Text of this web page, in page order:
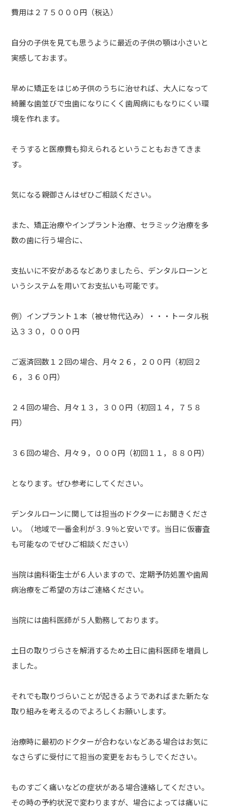
費用は２７５０００円（税込）
自分の子供を見ても思うように最近の子供の顎は小さいと
実感しておます。
早めに矯正をはじめ子供のうちに治せれば、大人になって
綺麗な歯並びで虫歯になりにくく歯周病にもなりにくい環
境を作れます。
そうすると医療費も抑えられるということもおきてきま
す。
気になる親御さんはぜひご相談ください。
また、矯正治療やインプラント治療、セラミック治療を多
数の歯に行う場合に、
支払いに不安があるなどありましたら、デンタルローンと
いうシステムを用いてお支払いも可能です。
例）インプラント１本（被せ物代込み）・・・トータル税
込３３０，０００円
ご返済回数１２回の場合、月々２６，２００円（初回２
６，３６０円）
２４回の場合、月々１３，３００円（初回１４，７５８
円）
３６回の場合、月々９，０００円（初回１１，８８０円）
となります。ぜひ参考にしてください。
デンタルローンに関しては担当のドクターにお聞きくださ
い。（地域で一番金利が３.９％と安いです。当日に仮審査
も可能なのでぜひご相談ください）
当院は歯科衛生士が６人いますので、定期予防処置や歯周
病治療をご希望の方はご連絡ください。
当院には歯科医師が５人勤務しております。
土日の取りづらさを解消するため土日に歯科医師を増員し
ました。
それでも取りづらいことが起きるようであればまた新たな
取り組みを考えるのでよろしくお願いします。
治療時に最初のドクターが合わないなどある場合はお気に
なさらずに受付にて担当の変更をおもうしでください。
ものすごく痛いなどの症状がある場合連絡してください。
その時の予約状況で変わりますが、場合によっては痛いに